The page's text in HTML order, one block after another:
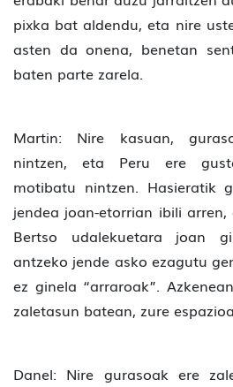
pixka bat aldendu, eta nire
asten da onena, benetan
baten parte zarela.
Martin: Nire kasuan,
nintzen, eta Peru ere
motibatu nintzen. Hasieratik
jendea joan-etorrian ibili
Bertso udalekuetara joan
antzeko jende asko ezagutu
ez ginela “arraroak”.
zaletasun batean, zure
Danel: Nire gurasoak ere